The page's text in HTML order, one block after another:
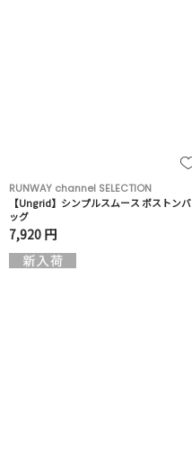
RUNWAY channel SELECTION
【Ungrid】シンプルスムース ボストンバ
ッグ
7,920 円